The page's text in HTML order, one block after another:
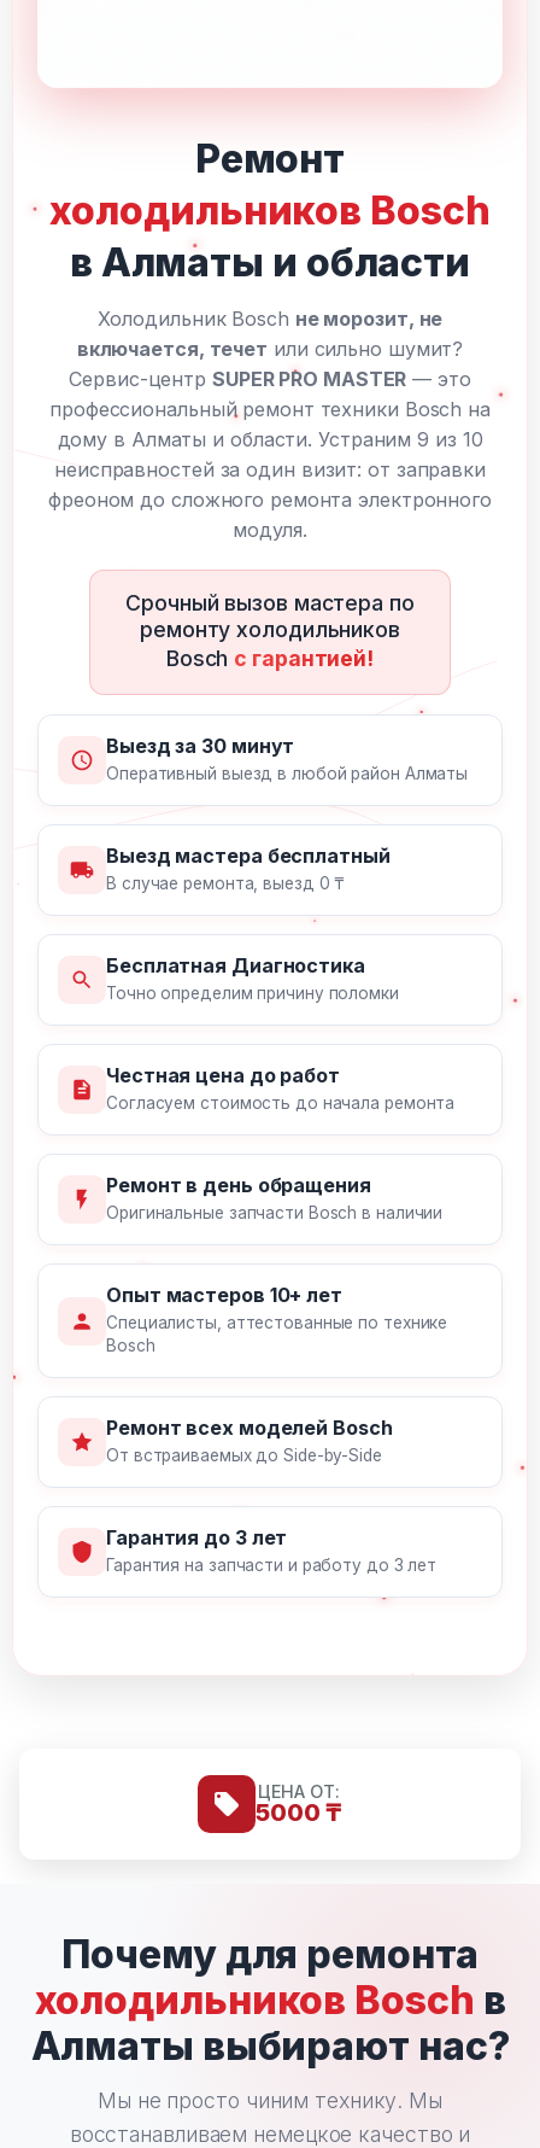
Ремонт
холодильников Bosch
в Алматы и области
Холодильник Bosch не морозит, не
включается, течет или сильно шумит?
Сервис-центр SUPER PRO MASTER — это
профессиональный ремонт техники Bosch на
дому в Алматы и области. Устраним 9 из 10
неисправностей за один визит: от заправки
фреоном до сложного ремонта электронного
модуля.
Срочный вызов мастера по
ремонту холодильников
Bosch с гарантией!
Выезд за 30 минут
Оперативный выезд в любой район Алматы
Выезд мастера бесплатный
В случае ремонта, выезд 0 ₸
Бесплатная Диагностика
Точно определим причину поломки
Честная цена до работ
Согласуем стоимость до начала ремонта
Ремонт в день обращения
Оригинальные запчасти Bosch в наличии
Опыт мастеров 10+ лет
Специалисты, аттестованные по технике
Bosch
Ремонт всех моделей Bosch
От встраиваемых до Side-by-Side
Гарантия до 3 лет
Гарантия на запчасти и работу до 3 лет
ЦЕНА ОТ:
5000 ₸
Почему для ремонта
холодильников Bosch в
Алматы выбирают нас?
Мы не просто чиним технику. Мы
восстанавливаем немецкое качество и